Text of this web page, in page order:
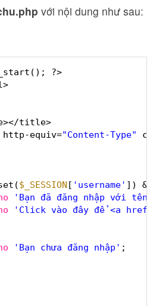
với nội dung như sau:
?>
title>
http-equiv="Content-Type"
$_SESSION [ 'username' ])
'Bạn đã đăng nhập với
'Click vào đây để <a
'Bạn chưa đăng nhập' ;